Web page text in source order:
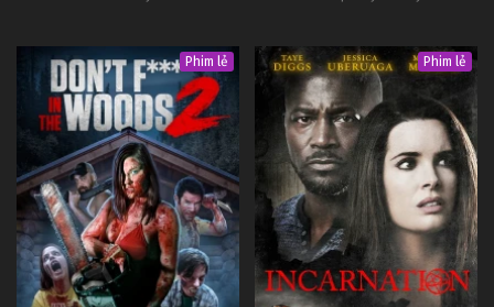
Phim lẻ Phim lẻ